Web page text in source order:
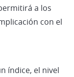
a los
con el
índice, el nivel